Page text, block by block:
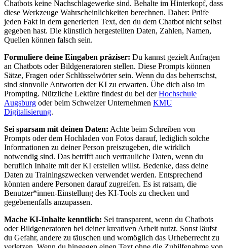
Chatbots keine Nachschlagewerke sind. Behalte im Hinterkopf, dass
diese Werkzeuge Wahrscheinlichkeiten berechnen. Daher: Prüfe
jeden Fakt in dem generierten Text, den du dem Chatbot nicht selbst
gegeben hast. Die künstlich hergestellten Daten, Zahlen, Namen,
Quellen können falsch sein.
Formuliere deine Eingaben präziser: Du kannst gezielt Anfragen
an Chatbots oder Bildgeneratoren stellen. Diese Prompts können
Sätze, Fragen oder Schlüsselwörter sein. Wenn du das beherrschst,
sind sinnvolle Antworten der KI zu erwarten. Übe dich also im
Prompting. Nützliche Lektüre findest du bei derHochschule
Augsburg oder beim Schweizer Unternehmen KMU
Digitalisierung.
Sei sparsam mit deinen Daten: Achte beim Schreiben von
Prompts oder dem Hochladen von Fotos darauf, lediglich solche
Informationen zu deiner Person preiszugeben, die wirklich
notwendig sind. Das betrifft auch vertrauliche Daten, wenn du
beruflich Inhalte mit der KI erstellen willst. Bedenke, dass deine
Daten zu Trainingszwecken verwendet werden. Entsprechend
könnten andere Personen darauf zugreifen. Es ist ratsam, die
Benutzer*innen-Einstellung des KI-Tools zu checken und
gegebenenfalls anzupassen.
Mache KI-Inhalte kenntlich: Sei transparent, wenn du Chatbots
oder Bildgeneratoren bei deiner kreativen Arbeit nutzt. Sonst läufst
du Gefahr, andere zu täuschen und womöglich das Urheberrecht zu